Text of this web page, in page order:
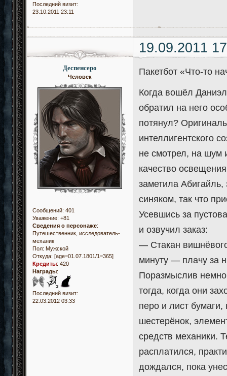
Последний визит:
23.10.2011 23:11
19.09.2011
Деспенсеро
Человек
Сообщений: 401
Уважение: +81
Сведения о персонаже:
Путешественник, исследователь-
механик
Пол: Мужской
Откуда: [age=01.07.1801/1=365]
Кредиты: 420
Награды:
Последний визит:
22.03.2012 03:33
Пакетбот «Что-то
Когда вошёл
обратил на него
потянул?
интеллигентского
не смотрел, на шум
качество
заметила
синяком, так что
Усевшись за
и озвучил заказ:
— Стакан
минуту — плачу за
Поразмыслив
тогда, когда они
перо и лист
шестерёнок,
средств механики.
расплатился,
дождался, пока